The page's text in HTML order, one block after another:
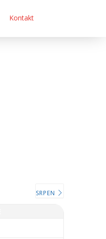
Kontakt
SRPEN